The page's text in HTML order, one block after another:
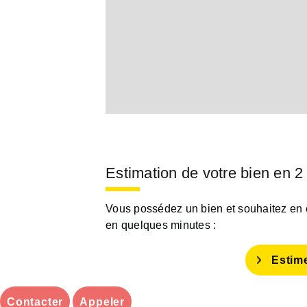
Estimation de votre bien en
Vous possédez un bien et souhaitez
en quelques minutes :
Contacter Appeler